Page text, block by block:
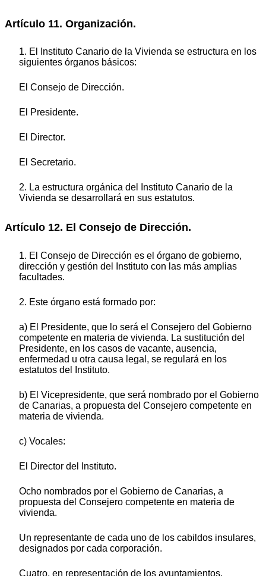
Artículo 11. Organización.
1. El Instituto Canario de la Vivienda se estructura en los
siguientes órganos básicos:
El Consejo de Dirección.
El Presidente.
El Director.
El Secretario.
2. La estructura orgánica del Instituto Canario de la
Vivienda se desarrollará en sus estatutos.
Artículo 12. El Consejo de Dirección.
1. El Consejo de Dirección es el órgano de gobierno,
dirección y gestión del Instituto con las más amplias
facultades.
2. Este órgano está formado por:
a) El Presidente, que lo será el Consejero del Gobierno
competente en materia de vivienda. La sustitución del
Presidente, en los casos de vacante, ausencia,
enfermedad u otra causa legal, se regulará en los
estatutos del Instituto.
b) El Vicepresidente, que será nombrado por el Gobierno
de Canarias, a propuesta del Consejero competente en
materia de vivienda.
c) Vocales:
El Director del Instituto.
Ocho nombrados por el Gobierno de Canarias, a
propuesta del Consejero competente en materia de
vivienda.
Un representante de cada uno de los cabildos insulares,
designados por cada corporación.
Cuatro, en representación de los ayuntamientos,